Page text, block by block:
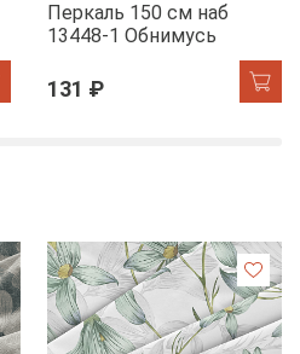
Перкаль 150 см наб
13448-1 Обнимусь
131 ₽